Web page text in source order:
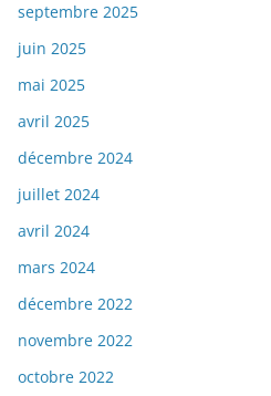
septembre 2025
juin 2025
mai 2025
avril 2025
décembre 2024
juillet 2024
avril 2024
mars 2024
décembre 2022
novembre 2022
octobre 2022